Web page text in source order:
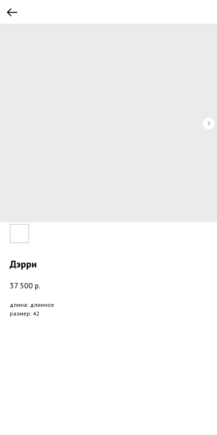
Дэрри
37 500 р.
длина: длинное
размер: 42